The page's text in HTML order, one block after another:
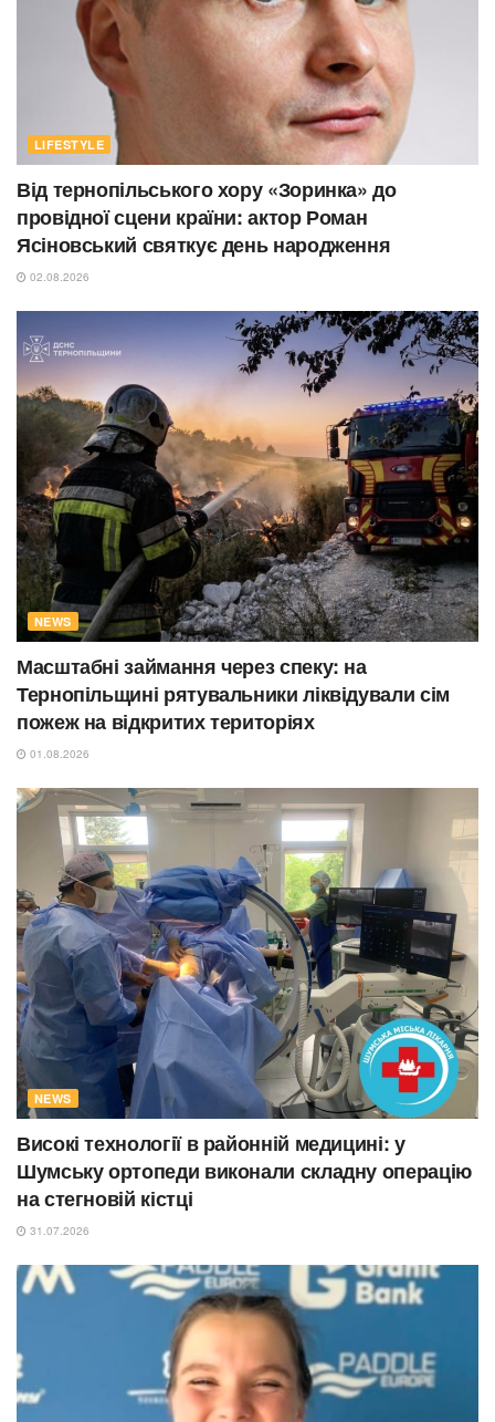
LIFESTYLE
Від тернопільського хору «Зоринка» до
провідної сцени країни: актор Роман
Ясіновський святкує день народження
02.08.2026
NEWS
Масштабні займання через спеку: на
Тернопільщині рятувальники ліквідували сім
пожеж на відкритих територіях
01.08.2026
NEWS
Високі технології в районній медицині: у
Шумську ортопеди виконали складну операцію
на стегновій кістці
31.07.2026